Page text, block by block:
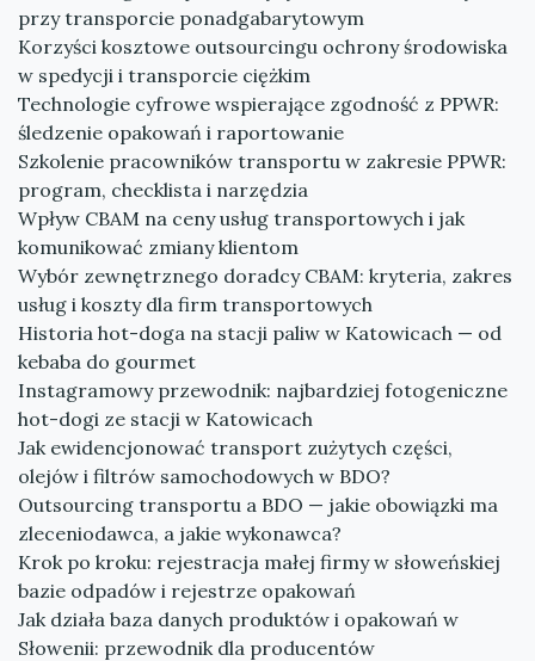
przy transporcie ponadgabarytowym
Korzyści kosztowe outsourcingu ochrony środowiska
w spedycji i transporcie ciężkim
Technologie cyfrowe wspierające zgodność z PPWR:
śledzenie opakowań i raportowanie
Szkolenie pracowników transportu w zakresie PPWR:
program, checklista i narzędzia
Wpływ CBAM na ceny usług transportowych i jak
komunikować zmiany klientom
Wybór zewnętrznego doradcy CBAM: kryteria, zakres
usług i koszty dla firm transportowych
Historia hot-doga na stacji paliw w Katowicach — od
kebaba do gourmet
Instagramowy przewodnik: najbardziej fotogeniczne
hot-dogi ze stacji w Katowicach
Jak ewidencjonować transport zużytych części,
olejów i filtrów samochodowych w BDO?
Outsourcing transportu a BDO — jakie obowiązki ma
zleceniodawca, a jakie wykonawca?
Krok po kroku: rejestracja małej firmy w słoweńskiej
bazie odpadów i rejestrze opakowań
Jak działa baza danych produktów i opakowań w
Słowenii: przewodnik dla producentów